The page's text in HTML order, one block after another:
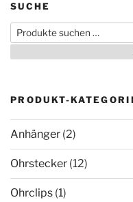
SUCHE
Suchen
nach:
PRODUKT-
Anhänger (2)
Ohrstecker (12)
Ohrclips (1)